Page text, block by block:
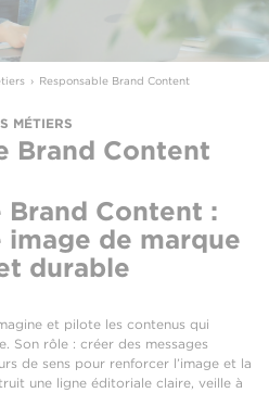
Responsable Brand Content
MÉTIERS
Brand Content
Brand Content :
de marque
durable
et pilote les contenus qui
Son rôle : créer des messages
de sens pour renforcer l’image et la
une ligne éditoriale claire, veille à